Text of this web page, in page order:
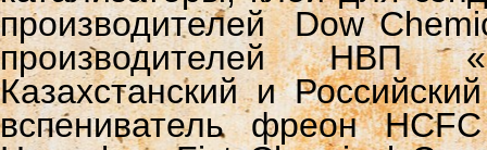
производителей Dow
производителей НВП
Казахстанский и
вспениватель фреон